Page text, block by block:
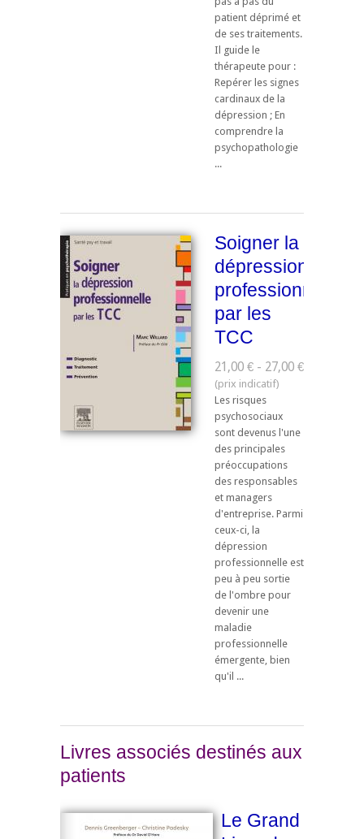
patient déprimé et
de ses traitements.
Il guide le
thérapeute pour :
Repérer les signes
cardinaux de la
dépression ; En
comprendre la
psychopathologie
...
Soigner la
dépression
professionnelle
par les
TCC
21,00 € - 27,00 €
Les risques
psychosociaux
sont devenus l'une
des principales
préoccupations
des responsables
et managers
d'entreprise. Parmi
ceux-ci, la
dépression
professionnelle est
peu à peu sortie
de l'ombre pour
devenir une
maladie
professionnelle
émergente, bien
qu'il ...
Livres associés destinés aux
patients
Le Grand